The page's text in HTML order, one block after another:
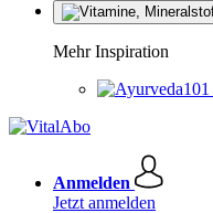
Mehr Inspiration
Anmelden
Jetzt anmelden